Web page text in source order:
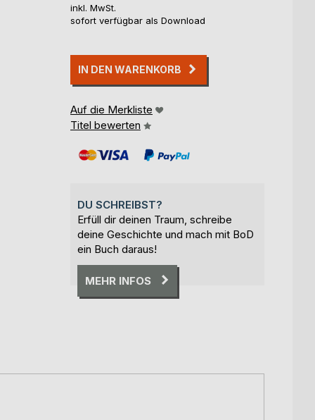
inkl. MwSt.
sofort verfügbar als Download
IN DEN WARENKORB
Auf die Merkliste
Titel bewerten
DU SCHREIBST?
Erfüll dir deinen Traum, schreibe
deine Geschichte und mach mit BoD
ein Buch daraus!
MEHR INFOS